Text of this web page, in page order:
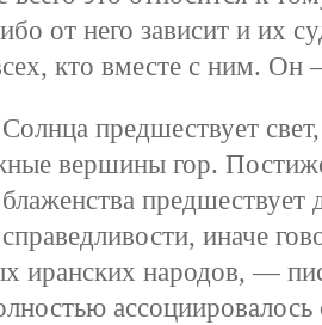
от него зависит и их
кто вместе с ним. Он
предшествует
вершины гор.
предшествует
иначе
иранских народов, —
ассоциировалось